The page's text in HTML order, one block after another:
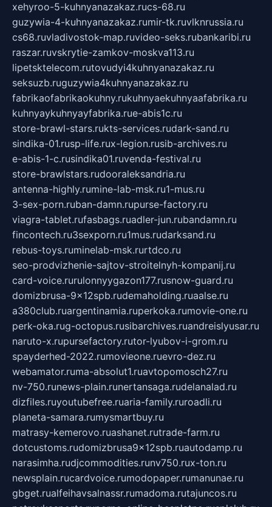
xehyroo-5-kuhnyanazakaz.rucs-68.ru
guzywia-4-kuhnyanazakaz.rumir-tk.ruvlknrussia.ru
cs68.ruvladivostok-map.ruvideo-seks.rubankaribi.ru
raszar.ruvskrytie-zamkov-moskva113.ru
lipetsktelecom.rutovudyi4kuhnyanazakaz.ru
seksuzb.ruguzywia4kuhnyanazakaz.ru
fabrikaofabrikaokuhny.rukuhnyaekuhnyaafabrika.ru
kuhnyaykuhnyayfabrika.rue-abis1c.ru
store-brawl-stars.rukts-services.rudark-sand.ru
sindika-01.rusp-life.rux-legion.rusib-archives.ru
e-abis-1-c.rusindika01.ruvenda-festival.ru
store-brawlstars.rudooraleksandria.ru
antenna-highly.rumine-lab-msk.ru1-mus.ru
3-sex-porn.ruban-damn.rupurse-factory.ru
viagra-tablet.rufasbags.ruadler-jun.rubandamn.ru
fincontech.ru3sexporn.ru1mus.rudarksand.ru
rebus-toys.ruminelab-msk.rurtdco.ru
seo-prodvizhenie-sajtov-stroitelnyh-kompanij.ru
card-voice.rurulonnyygazon177.rusnow-guard.ru
domizbrusa-9x12spb.rudemaholding.ruaalse.ru
a380club.ruargentinamia.ruperkoka.rumovie-one.ru
perk-oka.rug-octopus.rusibarchives.ruandreislyusar.ru
naruto-x.rupursefactory.rutor-lyubov-i-grom.ru
spayderhed-2022.rumovieone.ruevro-dez.ru
webamator.ruma-absolut1.ruavtopomosch27.ru
nv-750.runews-plain.runertansaga.rudelanalad.ru
dizfiles.ruyoutubefree.ruaria-family.ruroadli.ru
planeta-samara.rumysmartbuy.ru
matrasy-kemerovo.ruashanet.rutrade-farm.ru
dotcustoms.rudomizbrusa9x12spb.ruautodamp.ru
narasimha.rudjcommodities.runv750.rux-ton.ru
newsplain.rucardvoice.rumodopaper.rumanunae.ru
gbget.rualfeihavsalnassr.rumadoma.rutajuncos.ru